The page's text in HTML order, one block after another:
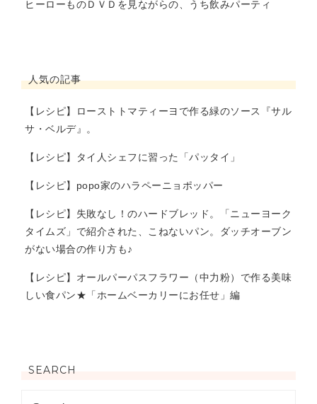
ヒーローものＤＶＤを見ながらの、うち飲みパーティ
人気の記事
【レシピ】ローストトマティーヨで作る緑のソース『サル
サ・ベルデ』。
【レシピ】タイ人シェフに習った「パッタイ」
【レシピ】popo家のハラペーニョポッパー
【レシピ】失敗なし！のハードブレッド。「ニューヨーク
タイムズ」で紹介された、こねないパン。ダッチオーブン
がない場合の作り方も♪
【レシピ】オールパーパスフラワー（中力粉）で作る美味
しい食パン★「ホームベーカリーにお任せ」編
SEARCH